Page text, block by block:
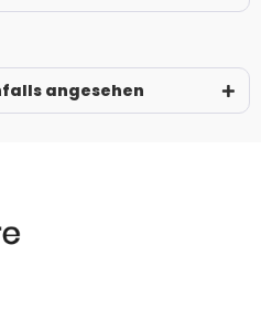
angesehen